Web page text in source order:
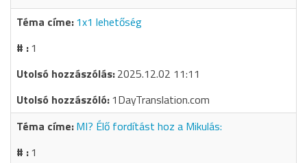
1x1 lehetőség
1
2025.12.02 11:11
1DayTranslation.com
MI? Élő fordítást hoz a Mikulás:
1